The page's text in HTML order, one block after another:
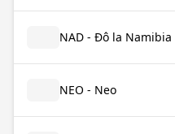
NAD - Đô la Namibia
NEO - Neo